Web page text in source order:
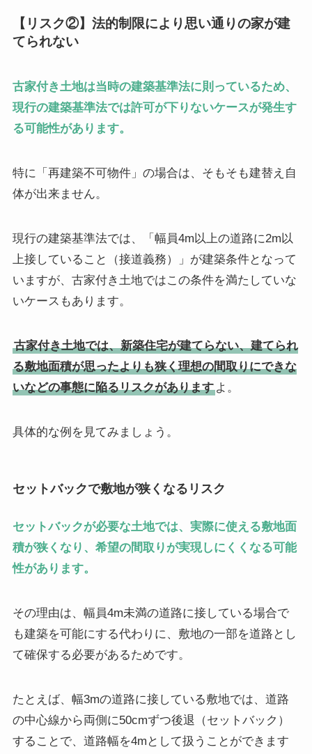
【リスク②】法的制限により思い通りの家が建
てられない
古家付き土地は当時の建築基準法に則っているため、
現行の建築基準法では許可が下りないケースが発生す
る可能性があります。
特に「再建築不可物件」の場合は、そもそも建替え自
体が出来ません。
現行の建築基準法では、「幅員4m以上の道路に2m以
上接していること（接道義務）」が建築条件となって
いますが、古家付き土地ではこの条件を満たしていな
いケースもあります。
古家付き土地では、新築住宅が建てらない、建てられ
る敷地面積が思ったよりも狭く理想の間取りにできな
いなどの事態に陥るリスクがありますよ。
具体的な例を見てみましょう。
セットバックで敷地が狭くなるリスク
セットバックが必要な土地では、実際に使える敷地面
積が狭くなり、希望の間取りが実現しにくくなる可能
性があります。
その理由は、幅員4m未満の道路に接している場合で
も建築を可能にする代わりに、敷地の一部を道路とし
て確保する必要があるためです。
たとえば、幅3mの道路に接している敷地では、道路
の中心線から両側に50cmずつ後退（セットバック）
することで、道路幅を4mとして扱うことができます